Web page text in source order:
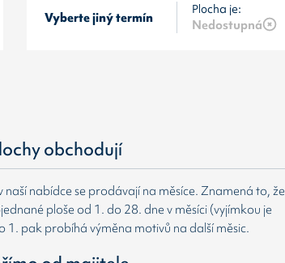
Vyberte jiný termín Plocha je:
Nedostupná
obchodují
naší nabídce se prodávají na měsíce. Znamená to, že
ploše od 1. do 28. dne v měsíci (vyjímkou je
1. pak probíhá výměna motivů na další měsic.